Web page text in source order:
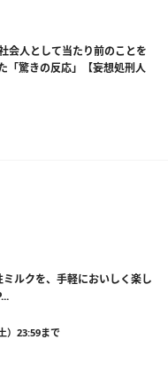
会人として当たり前のことを
「驚きの反応」【妄想処刑人
ミルクを、手軽においしく楽し
）23:59まで